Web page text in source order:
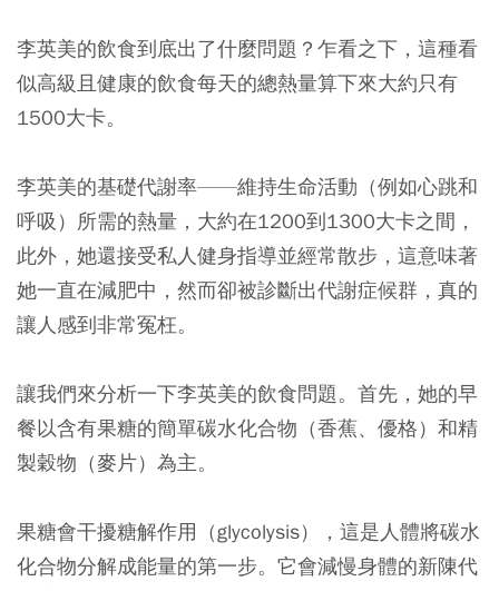
李英美的飲食到底出了什麼問題？乍看之下，這種看
似高級且健康的飲食每天的總熱量算下來大約只有
1500大卡。
李英美的基礎代謝率——維持生命活動（例如心跳和
呼吸）所需的熱量，大約在1200到1300大卡之間，
此外，她還接受私人健身指導並經常散步，這意味著
她一直在減肥中，然而卻被診斷出代謝症候群，真的
讓人感到非常冤枉。
讓我們來分析一下李英美的飲食問題。首先，她的早
餐以含有果糖的簡單碳水化合物（香蕉、優格）和精
製穀物（麥片）為主。
果糖會干擾糖解作用（glycolysis），這是人體將碳水
化合物分解成能量的第一步。它會減慢身體的新陳代